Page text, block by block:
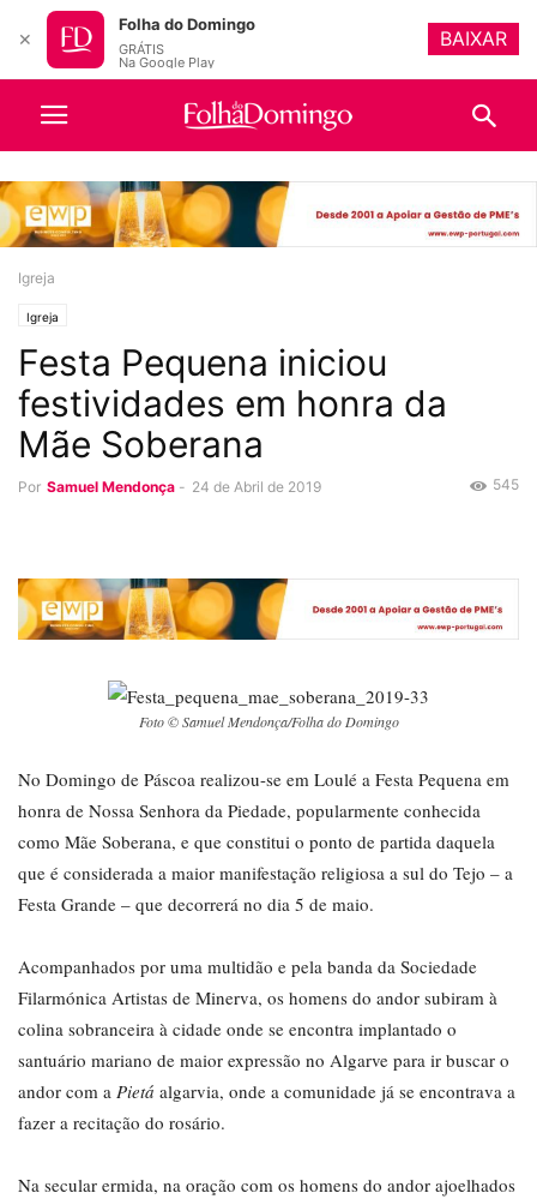
Igreja
Igreja
Festa Pequena iniciou
festividades em honra da
Mãe Soberana
Por Samuel Mendonça - 24 de Abril de 2019 545
Foto © Samuel Mendonça/Folha do Domingo
No Domingo de Páscoa realizou-se em Loulé a Festa Pequena em
honra de Nossa Senhora da Piedade, popularmente conhecida
como Mãe Soberana, e que constitui o ponto de partida daquela
que é considerada a maior manifestação religiosa a sul do Tejo – a
Festa Grande – que decorrerá no dia 5 de maio.
Acompanhados por uma multidão e pela banda da Sociedade
Filarmónica Artistas de Minerva, os homens do andor subiram à
colina sobranceira à cidade onde se encontra implantado o
santuário mariano de maior expressão no Algarve para ir buscar o
andor com a Pietá algarvia, onde a comunidade já se encontrava a
fazer a recitação do rosário.
Na secular ermida, na oração com os homens do andor ajoelhados
✕
Folha do Domingo
GRÁTIS
Na Google Play
BAIXAR